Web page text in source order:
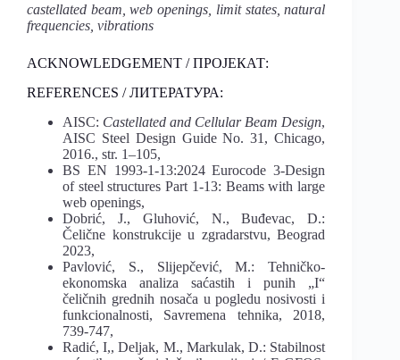
castellated beam, web openings, limit states, natural
frequencies, vibrations
ACKNOWLEDGEMENT / ПРОЈЕКАТ:
REFERENCES / ЛИТЕРАТУРА:
AISC: Castellated and Cellular Beam Design,
AISC Steel Design Guide No. 31, Chicago,
2016., str. 1–105,
BS EN 1993-1-13:2024 Eurocode 3-Design
of steel structures Part 1-13: Beams with large
web openings,
Dobrić, J., Gluhović, N., Buđevac, D.:
Čelične konstrukcije u zgradarstvu, Beograd
2023,
Pavlović, S., Slijepčević, M.: Tehničko-
ekonomska analiza saćastih i punih „I“
čeličnih grednih nosača u pogledu nosivosti i
funkcionalnosti, Savremena tehnika, 2018,
739-747,
Radić, I,, Deljak, M., Markulak, D.: Stabilnost